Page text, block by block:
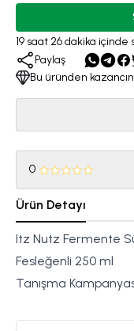
19 saat 26dakika içinde
Paylaş
Bu üründen
0
Ürün Detayı
Itz Nutz Fermente
Fesleğenli 250 ml
Tanışma